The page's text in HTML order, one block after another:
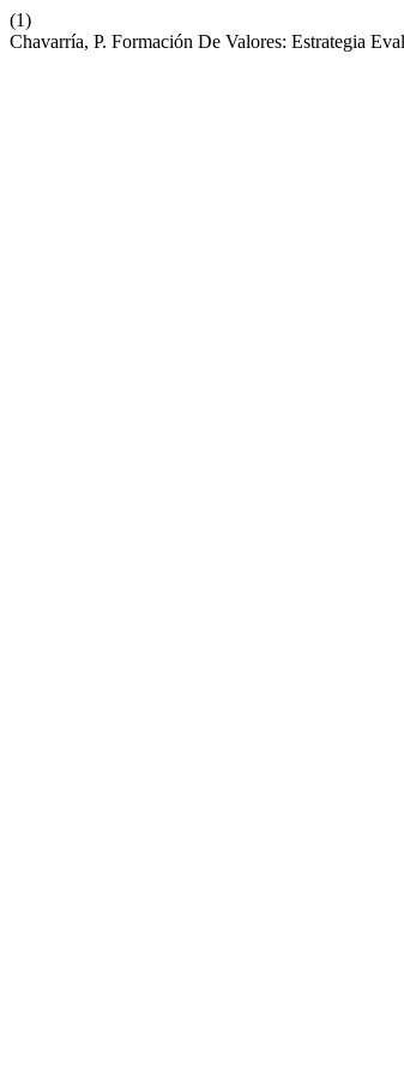
(1)
Chavarría, P. Formación De Valores: Estrategia